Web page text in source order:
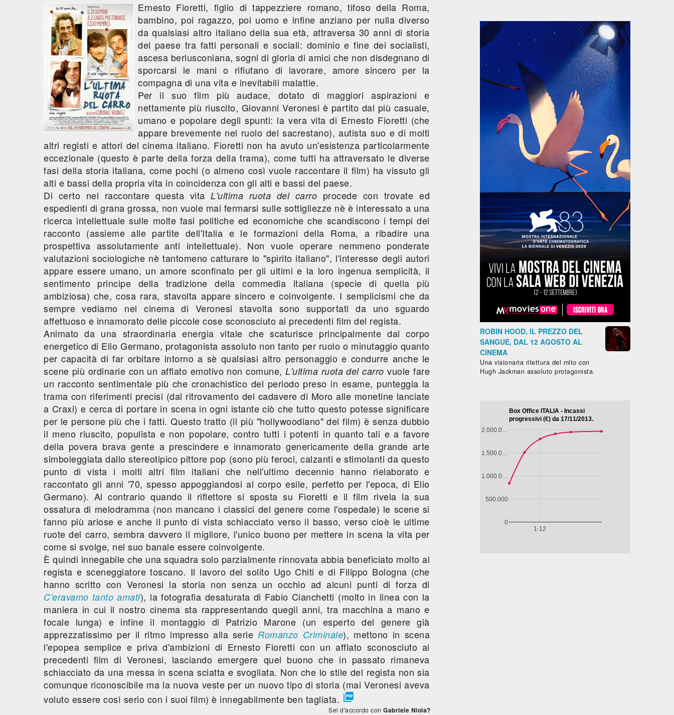
Ernesto Fioretti, figlio di tappezziere romano, tifoso della Roma,
bambino, poi ragazzo, poi uomo e infine anziano per nulla diverso
da qualsiasi altro italiano della sua età, attraversa 30 anni di storia
del paese tra fatti personali e sociali: dominio e fine dei socialisti,
ascesa berlusconiana, sogni di gloria di amici che non disdegnano di
sporcarsi le mani o rifiutano di lavorare, amore sincero per la
compagna di una vita e inevitabili malattie.
Per il suo film più audace, dotato di maggiori aspirazioni e
nettamente più riuscito, Giovanni Veronesi è partito dal più casuale,
umano e popolare degli spunti: la vera vita di Ernesto Fioretti (che
appare brevemente nel ruolo del sacrestano), autista suo e di molti
altri registi e attori del cinema italiano. Fioretti non ha avuto un'esistenza particolarmente
eccezionale (questo è parte della forza della trama), come tutti ha attraversato le diverse
fasi della storia italiana, come pochi (o almeno così vuole raccontare il film) ha vissuto gli
alti e bassi della propria vita in coincidenza con gli alti e bassi del paese.
Di certo nel raccontare questa vitaL'ultima ruota del carro procede con trovate ed
espedienti di grana grossa, non vuole mai fermarsi sulle sottigliezze nè è interessato a una
ricerca intellettuale sulle molte fasi politiche ed economiche che scandiscono i tempi del
racconto (assieme alle partite dell'Italia e le formazioni della Roma, a ribadire una
prospettiva assolutamente anti intellettuale). Non vuole operare nemmeno ponderate
valutazioni sociologiche nè tantomeno catturare lo "spirito italiano", l'interesse degli autori
appare essere umano, un amore sconfinato per gli ultimi e la loro ingenua semplicità, il
sentimento principe della tradizione della commedia italiana (specie di quella più
ambiziosa) che, cosa rara, stavolta appare sincero e coinvolgente. I semplicismi che da
sempre vediamo nel cinema di Veronesi stavolta sono supportati da uno sguardo
affettuoso e innamorato delle piccole cose sconosciuto ai precedenti film del regista.
Animato da una straordinaria energia vitale che scaturisce principalmente dal corpo
energetico di Elio Germano, protagonista assoluto non tanto per ruolo o minutaggio quanto
per capacità di far orbitare intorno a sè qualsiasi altro personaggio e condurre anche le
scene più ordinarie con un afflato emotivo non comune,L'ultima ruota del carro vuole fare
un racconto sentimentale più che cronachistico del periodo preso in esame, punteggia la
trama con riferimenti precisi (dal ritrovamento del cadavere di Moro alle monetine lanciate
a Craxi) e cerca di portare in scena in ogni istante ciò che tutto questo potesse significare
per le persone più che i fatti. Questo tratto (il più "hollywoodiano" del film) è senza dubbio
il meno riuscito, populista e non popolare, contro tutti i potenti in quanto tali e a favore
della povera brava gente a prescindere e innamorato genericamente della grande arte
simboleggiata dallo stereotipico pittore pop (sono più feroci, calzanti e stimolanti da questo
punto di vista i molti altri film italiani che nell'ultimo decennio hanno rielaborato e
raccontato gli anni '70, spesso appoggiandosi al corpo esile, perfetto per l'epoca, di Elio
Germano). Al contrario quando il riflettore si sposta su Fioretti e il film rivela la sua
ossatura di melodramma (non mancano i classici del genere come l'ospedale) le scene si
fanno più ariose e anche il punto di vista schiacciato verso il basso, verso cioè le ultime
ruote del carro, sembra davvero il migliore, l'unico buono per mettere in scena la vita per
come si svolge, nel suo banale essere coinvolgente.
È quindi innegabile che una squadra solo parzialmente rinnovata abbia beneficiato molto al
regista e sceneggiatore toscano. Il lavoro del solito Ugo Chiti e di Filippo Bologna (che
hanno scritto con Veronesi la storia non senza un occhio ad alcuni punti di forza di
C'eravamo tanto amati), la fotografia desaturata di Fabio Cianchetti (molto in linea con la
maniera in cui il nostro cinema sta rappresentando quegli anni, tra macchina a mano e
focale lunga) e infine il montaggio di Patrizio Marone (un esperto del genere già
apprezzatissimo per il ritmo impresso alla serie Romanzo Criminale), mettono in scena
l'epopea semplice e priva d'ambizioni di Ernesto Fioretti con un afflato sconosciuto ai
precedenti film di Veronesi, lasciando emergere quel buono che in passato rimaneva
schiacciato da una messa in scena sciatta e svogliata. Non che lo stile del regista non sia
comunque riconoscibile ma la nuova veste per un nuovo tipo di storia (mai Veronesi aveva
voluto essere così serio con i suoi film) è innegabilmente ben tagliata. 
Sei d'accordo conGabriele Niola?
ROBIN HOOD, IL PREZZO DEL
SANGUE, DAL 12 AGOSTO AL
CINEMA
Una visionaria rilettura del mito con
Hugh Jackman assoluto protagonista.